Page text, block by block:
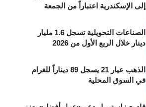
إلى الإسكندرية اعتباراً من الجمعة
الصناعات التحويلية تسجل 1.6 مليار
دينار خلال الربع الأول من 2026
الذهب عيار 21 يسجل 89 ديناراً للغرام
في السوق المحلية